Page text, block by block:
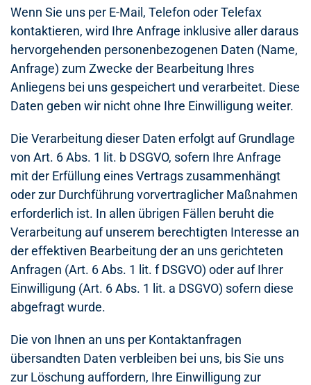
Wenn Sie uns per E-Mail, Telefon oder Telefax
kontaktieren, wird Ihre Anfrage inklusive aller daraus
hervorgehenden personenbezogenen Daten (Name,
Anfrage) zum Zwecke der Bearbeitung Ihres
Anliegens bei uns gespeichert und verarbeitet. Diese
Daten geben wir nicht ohne Ihre Einwilligung weiter.
Die Verarbeitung dieser Daten erfolgt auf Grundlage
von Art. 6 Abs. 1 lit. b DSGVO, sofern Ihre Anfrage
mit der Erfüllung eines Vertrags zusammenhängt
oder zur Durchführung vorvertraglicher Maßnahmen
erforderlich ist. In allen übrigen Fällen beruht die
Verarbeitung auf unserem berechtigten Interesse an
der effektiven Bearbeitung der an uns gerichteten
Anfragen (Art. 6 Abs. 1 lit. f DSGVO) oder auf Ihrer
Einwilligung (Art. 6 Abs. 1 lit. a DSGVO) sofern diese
abgefragt wurde.
Die von Ihnen an uns per Kontaktanfragen
übersandten Daten verbleiben bei uns, bis Sie uns
zur Löschung auffordern, Ihre Einwilligung zur